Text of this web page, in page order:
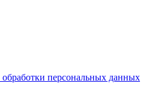
персональных данных